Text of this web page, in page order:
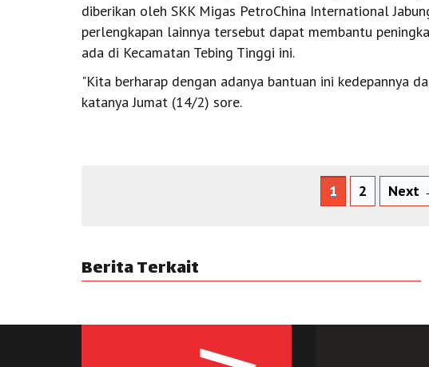
diberikan oleh SKK Migas PetroChina International
perlengkapan lainnya tersebut dapat membantu
ada di Kecamatan Tebing Tinggi ini.
"Kita berharap dengan adanya bantuan ini kedepannya
katanya Jumat (14/2) sore.
1 2 Next
Berita Terkait